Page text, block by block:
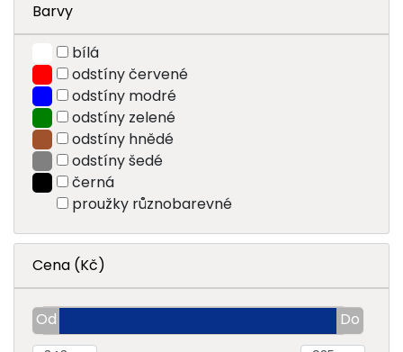
Barvy
bílá
odstíny červené
odstíny modré
odstíny zelené
odstíny hnědé
odstíny šedé
černá
proužky různobarevné
Cena (Kč)